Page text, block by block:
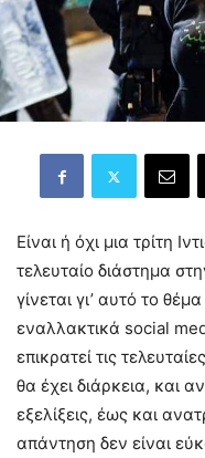
Είναι ή όχι μια τρίτη
τελευταίο διάστημα
γίνεται γι’ αυτό το
εναλλακτικά social
επικρατεί τις
θα έχει διάρκεια, και
εξελίξεις, έως και
απάντηση δεν είναι